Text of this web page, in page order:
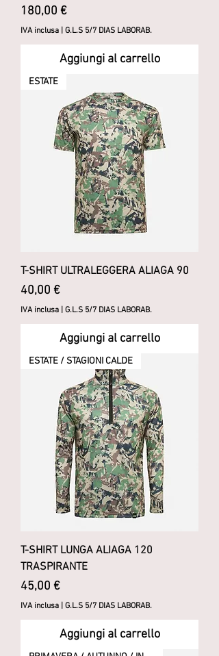
Prezzo
180,00 €
IVA inclusa G.L.S 5/7 DIAS LABORAB.
Aggiungi al carrello
ESTATE
T-SHIRT ULTRALEGGERA ALIAGA 90
Prezzo
40,00 €
IVA inclusa G.L.S 5/7 DIAS LABORAB.
Aggiungi al carrello
ESTATE / STAGIONI CALDE
T-SHIRT LUNGA ALIAGA 120
TRASPIRANTE
Prezzo
45,00 €
IVA inclusa G.L.S 5/7 DIAS LABORAB.
Aggiungi al carrello